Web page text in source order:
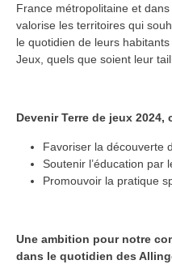
France métropolitaine et
valorise les territoires qui
le quotidien de leurs
Jeux, quels que soient leur
Devenir Terre de jeux 2024,
Favoriser la découverte
Soutenir l’éducation par
Promouvoir la pratique
Une ambition pour notre
dans le quotidien des